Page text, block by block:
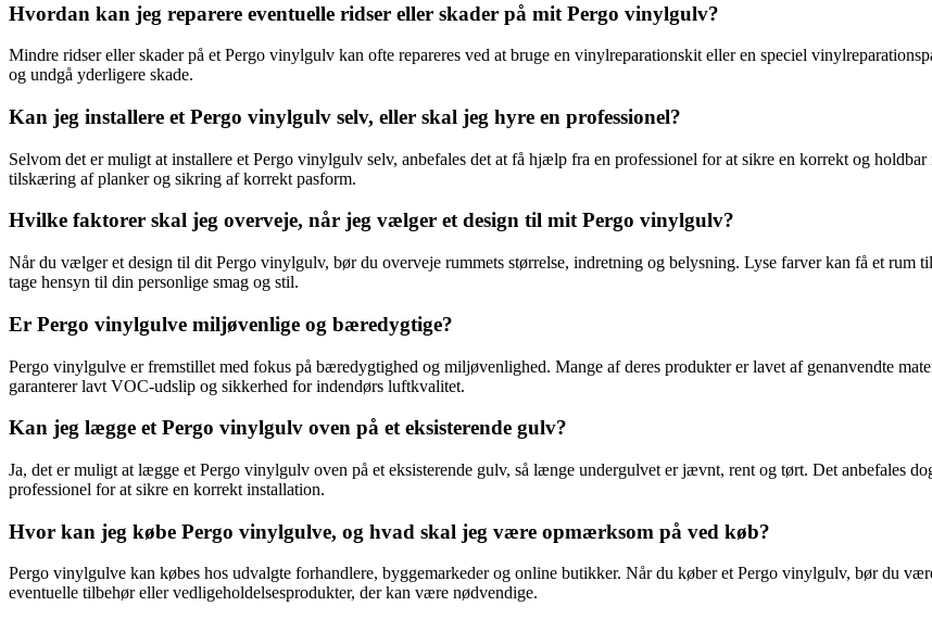
Hvordan kan jeg reparere eventuelle ridser eller skader på mit Pergo vinylgulv?
Mindre ridser eller skader på et Pergo vinylgulv kan ofte repareres ved at bruge en vinylreparationskit eller en speciel
og undgå yderligere skade.
Kan jeg installere et Pergo vinylgulv selv, eller skal jeg hyre en professionel?
Selvom det er muligt at installere et Pergo vinylgulv selv, anbefales det at få hjælp fra en professionel for at sikre en korrekt og
tilskæring af planker og sikring af korrekt pasform.
Hvilke faktorer skal jeg overveje, når jeg vælger et design til mit Pergo vinylgulv?
Når du vælger et design til dit Pergo vinylgulv, bør du overveje rummets størrelse, indretning og belysning. Lyse farver kan få et rum
tage hensyn til din personlige smag og stil.
Er Pergo vinylgulve miljøvenlige og bæredygtige?
Pergo vinylgulve er fremstillet med fokus på bæredygtighed og miljøvenlighed. Mange af deres produkter er lavet af genanvendte
garanterer lavt VOC-udslip og sikkerhed for indendørs luftkvalitet.
Kan jeg lægge et Pergo vinylgulv oven på et eksisterende gulv?
Ja, det er muligt at lægge et Pergo vinylgulv oven på et eksisterende gulv, så længe undergulvet er jævnt, rent og tørt. Det anbefales
professionel for at sikre en korrekt installation.
Hvor kan jeg købe Pergo vinylgulve, og hvad skal jeg være opmærksom på ved køb?
Pergo vinylgulve kan købes hos udvalgte forhandlere, byggemarkeder og online butikker. Når du køber et Pergo vinylgulv, bør du
eventuelle tilbehør eller vedligeholdelsesprodukter, der kan være nødvendige.